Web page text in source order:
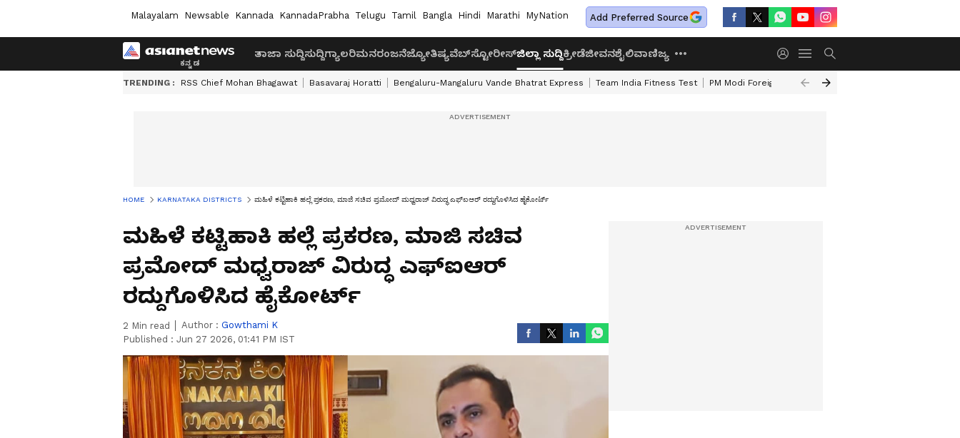
Malayalam Newsable Kannada KannadaPrabha Telugu Tamil Bangla Hindi Marathi MyNation Add Preferred Source
ತಾಜಾ ಸುದ್ದಿಸುದ್ದಿಗ್ಯಾಲರಿಮನರಂಜನೆಜ್ಯೋತಿಷ್ಯವೆಬ್‌ಸ್ಟೋರೀಸ್ಜಿಲ್ಲಾ ಸುದ್ದಿಕ್ರೀಡೆಜೀವನಶೈಲಿವಾಣಿಜ್ಯ
TRENDING : RSS Chief Mohan Bhagawat Basavaraj Horatti Bengaluru-Mangaluru Vande Bhatrat Express Team India Fitness Test PM Modi Foreign Travel Expenditure
HOME KARNATAKA DISTRICTS ಮಹಿಳೆ ಕಟ್ಟಿಹಾಕಿ ಹಲ್ಲೆ ಪ್ರಕರಣ, ಮಾಜಿ ಸಚಿವ ಪ್ರಮೋದ್ ಮಧ್ವರಾಜ್ ವಿರುದ್ಧ ಎಫ್ಐಆರ್ ರದ್ದುಗೊಳಿಸಿದ ಹೈಕೋರ್ಟ್
ಮಹಿಳೆ ಕಟ್ಟಿಹಾಕಿ ಹಲ್ಲೆ ಪ್ರಕರಣ, ಮಾಜಿ ಸಚಿವ
ಪ್ರಮೋದ್ ಮಧ್ವರಾಜ್ ವಿರುದ್ಧ ಎಫ್ಐಆರ್
ರದ್ದುಗೊಳಿಸಿದ ಹೈಕೋರ್ಟ್
2 Min read Author : Gowthami K
Published : Jun 27 2026, 01:41 PM IST